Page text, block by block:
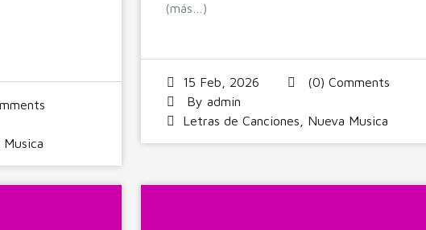
Musica
(más…)
15 Feb, 2026
(0) Comments
By admin
Letras de Canciones
Nueva Musica